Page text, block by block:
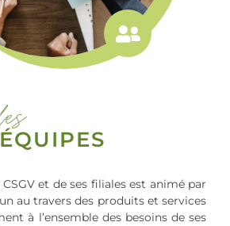
les
ÉQUIPES
et de ses filiales est animé par
au travers des produits et services
à l’ensemble des besoins de ses